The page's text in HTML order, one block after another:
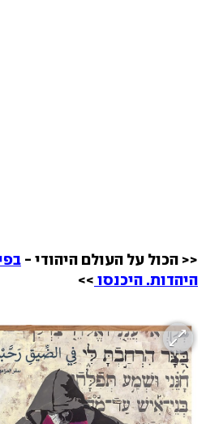
<< הכול על העולם היהודי -
היהדות. היכנסו >>